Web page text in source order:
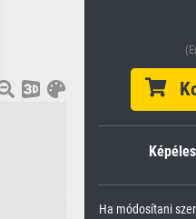
Ha módosítani